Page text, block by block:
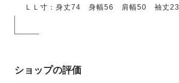
ＬＬ寸：身丈74 身幅56 肩幅50 袖丈23
ショップの評価